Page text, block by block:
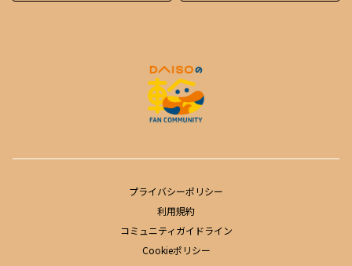
プライバシーポリシー
利用規約
コミュニティガイドライン
Cookieポリシー